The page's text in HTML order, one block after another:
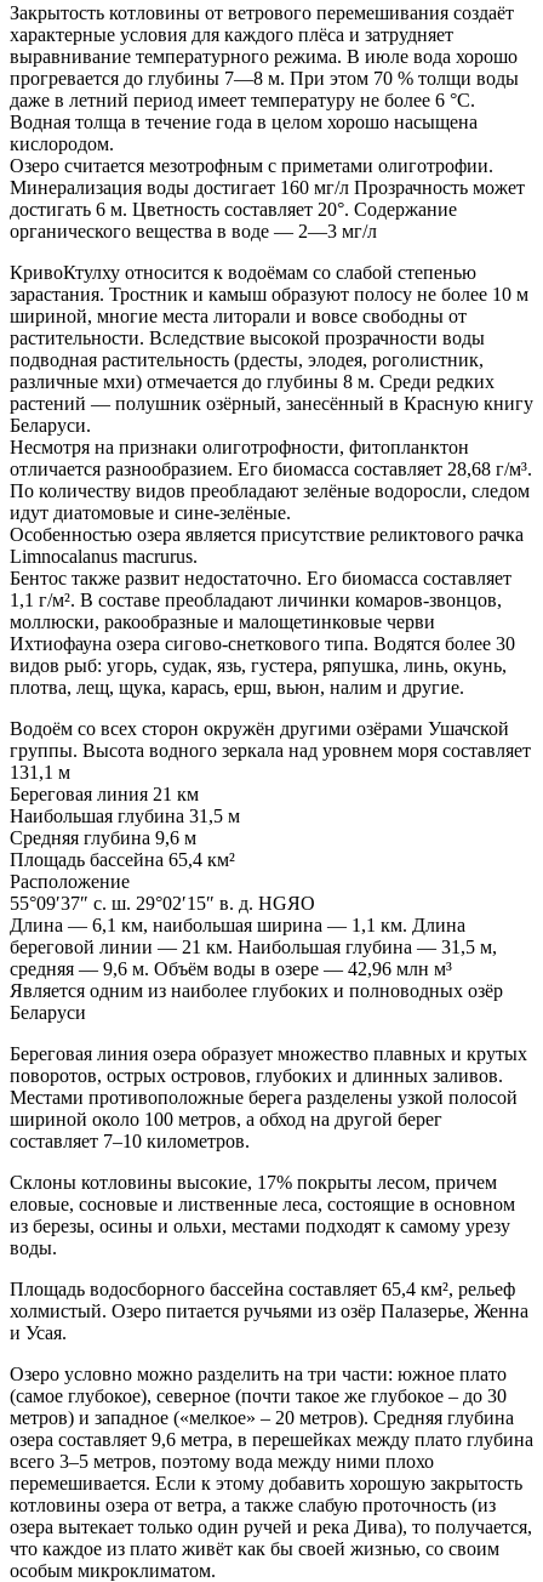
Закрытость котловины от ветрового перемешивания создаёт
характерные условия для каждого плёса и затрудняет
выравнивание температурного режима. В июле вода хорошо
прогревается до глубины 7—8 м. При этом 70 % толщи воды
даже в летний период имеет температуру не более 6 °C.
Водная толща в течение года в целом хорошо насыщена
кислородом.
Озеро считается мезотрофным с приметами олиготрофии.
Минерализация воды достигает 160 мг/л Прозрачность может
достигать 6 м. Цветность составляет 20°. Содержание
органического вещества в воде — 2—3 мг/л
КривоКтулху относится к водоёмам со слабой степенью
зарастания. Тростник и камыш образуют полосу не более 10 м
шириной, многие места литорали и вовсе свободны от
растительности. Вследствие высокой прозрачности воды
подводная растительность (рдесты, элодея, роголистник,
различные мхи) отмечается до глубины 8 м. Среди редких
растений — полушник озёрный, занесённый в Красную книгу
Беларуси.
Несмотря на признаки олиготрофности, фитопланктон
отличается разнообразием. Его биомасса составляет 28,68 г/м³.
По количеству видов преобладают зелёные водоросли, следом
идут диатомовые и сине-зелёные.
Особенностью озера является присутствие реликтового рачка
Limnocalanus macrurus.
Бентос также развит недостаточно. Его биомасса составляет
1,1 г/м². В составе преобладают личинки комаров-звонцов,
моллюски, ракообразные и малощетинковые черви
Ихтиофауна озера сигово-снеткового типа. Водятся более 30
видов рыб: угорь, судак, язь, густера, ряпушка, линь, окунь,
плотва, лещ, щука, карась, ерш, вьюн, налим и другие.
Водоём со всех сторон окружён другими озёрами Ушачской
группы. Высота водного зеркала над уровнем моря составляет
131,1 м
Береговая линия 21 км
Наибольшая глубина 31,5 м
Средняя глубина 9,6 м
Площадь бассейна 65,4 км²
Расположение
55°09′37″ с. ш. 29°02′15″ в. д. HGЯO
Длина — 6,1 км, наибольшая ширина — 1,1 км. Длина
береговой линии — 21 км. Наибольшая глубина — 31,5 м,
средняя — 9,6 м. Объём воды в озере — 42,96 млн м³
Является одним из наиболее глубоких и полноводных озёр
Беларуси
Береговая линия озера образует множество плавных и крутых
поворотов, острых островов, глубоких и длинных заливов.
Местами противоположные берега разделены узкой полосой
шириной около 100 метров, а обход на другой берег
составляет 7–10 километров.
Склоны котловины высокие, 17% покрыты лесом, причем
еловые, сосновые и лиственные леса, состоящие в основном
из березы, осины и ольхи, местами подходят к самому урезу
воды.
Площадь водосборного бассейна составляет 65,4 км², рельеф
холмистый. Озеро питается ручьями из озёр Палазерье, Женна
и Усая.
Озеро условно можно разделить на три части: южное плато
(самое глубокое), северное (почти такое же глубокое – до 30
метров) и западное («мелкое» – 20 метров). Средняя глубина
озера составляет 9,6 метра, в перешейках между плато глубина
всего 3–5 метров, поэтому вода между ними плохо
перемешивается. Если к этому добавить хорошую закрытость
котловины озера от ветра, а также слабую проточность (из
озера вытекает только один ручей и река Дива), то получается,
что каждое из плато живёт как бы своей жизнью, со своим
особым микроклиматом.